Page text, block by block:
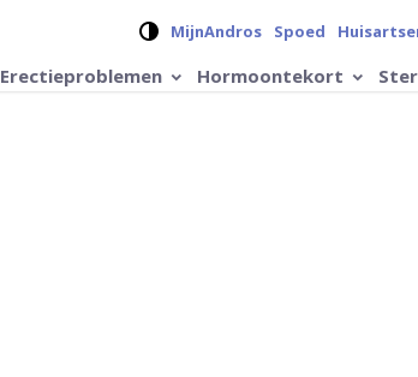
Verander contrast op de
MijnAndros Spoed
Erectieproblemen Hormoontekort